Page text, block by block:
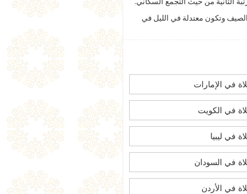
وتكون معتدلة في الليل في
في الإمارات
في الكويت
في ليبيا
في السودان
في الأردن